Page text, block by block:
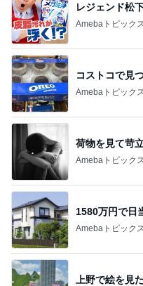
レジェンド松
Amebaトピックス
コストコで見
Amebaトピックス
荷物を見て苛
Amebaトピックス
1580万円で日
Amebaトピックス
上野で絵を見